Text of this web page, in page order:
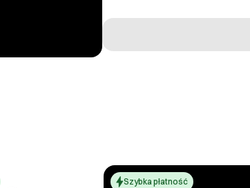
Szybka płatność